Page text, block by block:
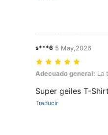
s***6 5 May,2026
Adecuado general: La
Adecuado general: La
Super geiles T-
Traducir